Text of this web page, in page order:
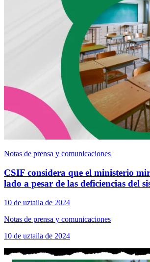
Notas de prensa y comunicaciones
CSIF considera que el ministerio
lado a pesar de las deficiencias del
10 de uztaila de 2024
Notas de prensa y comunicaciones
10 de uztaila de 2024